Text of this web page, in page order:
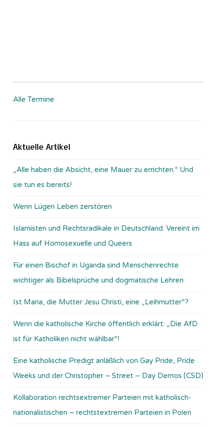
Alle Termine
Aktuelle Artikel
„Alle haben die Absicht, eine Mauer zu errichten.“ Und
sie tun es bereits!
Wenn Lügen Leben zerstören
Islamisten und Rechtsradikale in Deutschland: Vereint im
Hass auf Homosexuelle und Queers
Für einen Bischof in Uganda sind Menschenrechte
wichtiger als Bibelsprüche und dogmatische Lehren
Ist Maria, die Mutter Jesu Christi, eine „Leihmutter“?
Wenn die katholische Kirche öffentlich erklärt: „Die AfD
ist für Katholiken nicht wählbar“!
Eine katholische Predigt anläßlich von Gay Pride, Pride
Weeks und der Christopher – Street – Day Demos (CSD)
Kollaboration rechtsextremer Parteien mit katholisch-
nationalistischen – rechtstextremen Parteien in Polen